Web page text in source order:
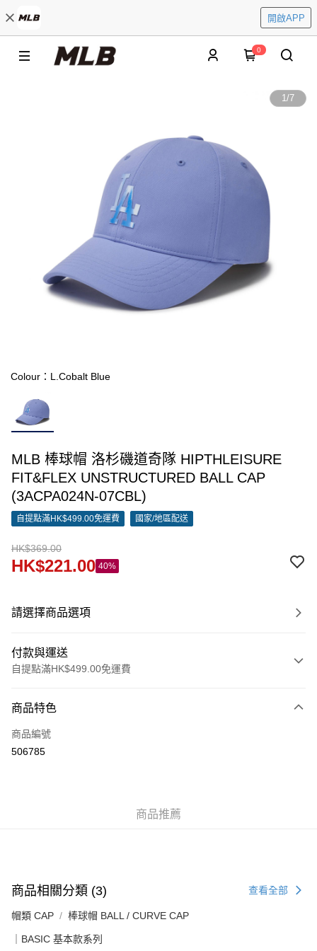
開啟APP
0
1/7
Colour：L.Cobalt Blue
MLB 棒球帽 洛杉磯道奇隊 HIPTHLEISURE
FIT&FLEX UNSTRUCTURED BALL CAP
(3ACPA024N-07CBL)
自提點滿HK$499.00免運費 國家/地區配送
HK$369.00
HK$221.00 40%
請選擇商品選項
付款與運送
自提點滿HK$499.00免運費
信用卡
Apple Pay
每筆HK$50.00，滿HK$499.00或以上免運費
付款後順豐合作便利店
每筆HK$50.00，滿HK$499.00或以上免運費
商品特色
商品編號
506785
商品推薦
商品相關分類 (3) 查看全部
帽類 CAP 棒球帽 BALL / CURVE CAP
｜BASIC 基本款系列